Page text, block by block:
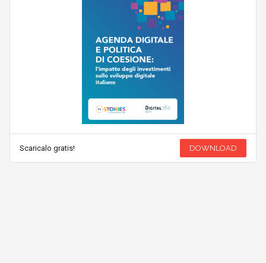
Scaricalo gratis! DOWNLOAD